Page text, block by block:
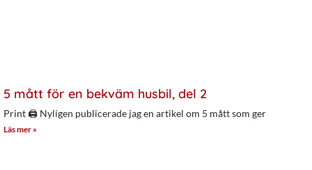
5 mått för en bekväm husbil, del 2
Print 🖨 Nyligen publicerade jag en artikel om 5 mått som ger
Läs mer »